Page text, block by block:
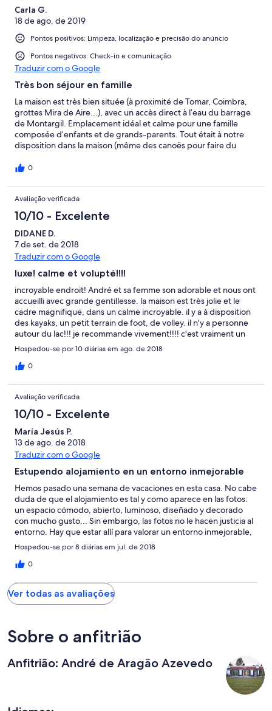
Carla G.
18 de ago. de 2019
Pontos positivos: Limpeza, localização e precisão do anúncio
Pontos negativos: Check-in e comunicação
Traduzir com o Google
Très bon séjour en famille
La maison est très bien située (à proximité de Tomar, Coimbra,
grottes Mira de Aire...), avec un accès direct à l’eau du barrage
de Montargil. Emplacement idéal et calme pour une famille
composée d’enfants et de grands-parents. Tout était à notre
disposition dans la maison (même des canoës pour faire du
séjour dans l’ensemble (avec une jolie surprise tous les matins
petit déjeuner ; les enfants étaient ravis de les voir :-)) malgré
notre difficulté à avoir le propriétaire au téléphone ou via l’appli
Abritel le jour de notre arrivée et lorsque nous avons eu un souci
avec l’électricité et le gaz. Heureusement, Dona Sandra était là
pour nous aider.
0
Avaliação verificada
10/10 - Excelente
DIDANE D.
7 de set. de 2018
Traduzir com o Google
luxe! calme et volupté!!!!
incroyable endroit! André et sa femme son adorable et nous ont
accueilli avec grande gentillesse. la maison est très jolie et le
cadre magnifique, dans un calme incroyable. il y a à disposition
des kayaks, un petit terrain de foot, de volley. il n'y a personne
autour du lac!!! je recommande vivement!!!! c'est vraiment un
site incroyable
Hospedou-se por 10 diárias em ago. de 2018
0
Avaliação verificada
10/10 - Excelente
María Jesús P.
13 de ago. de 2018
Traduzir com o Google
Estupendo alojamiento en un entorno inmejorable
Hemos pasado una semana de vacaciones en esta casa. No cabe
duda de que el alojamiento es tal y como aparece en las fotos:
un espacio cómodo, abierto, luminoso, diseñado y decorado
con mucho gusto... Sin embargo, las fotos no le hacen justicia al
entorno. Hay que estar allí para valorar un entorno inmejorable,
tanto las vistas como el disfrute de la presa son extraordinarios.
Realmente es como estar en una playa privada, con fácil acceso
y en la que puedes disfrutar de un baño, kayaks, total
atentos y disponibles, al tiempo que te permiten total intimidad.
Hacen que te sientas como en tu casa. André y Ana, os
deseamos mucha suerte en esta aventura que iniciáis con tanta
Hospedou-se por 8 diárias em jul. de 2018
0
Ver todas as avaliações
Sobre o anfitrião
Anfitrião: André de Aragão Azevedo